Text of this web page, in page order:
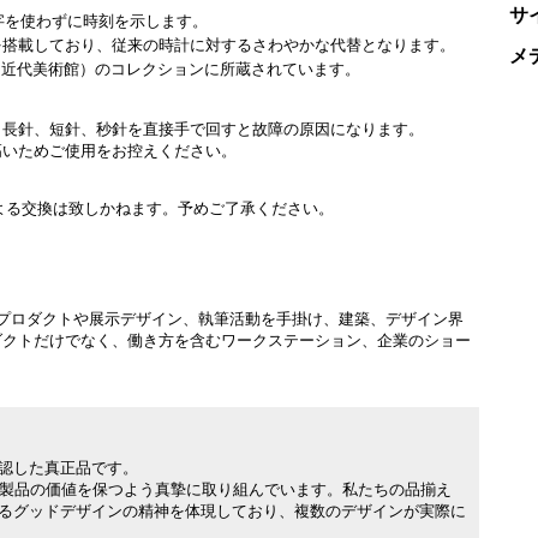
使わずに時刻を示します。
載しており、従来の時計に対するさわやかな代替となります。
代美術館）のコレクションに所蔵されています。
針、短針、秒針を直接手で回すと故障の原因になります。
ためご使用をお控えください。
交換は致しかねます。予めご了承ください。
ダクトや展示デザイン、執筆活動を手掛け、建築、デザイン界
トだけでなく、働き方を含むワークステーション、企業のショー
した真正品です。
の価値を保つよう真摯に取り組んでいます。私たちの品揃え
ッドデザインの精神を体現しており、複数のデザインが実際に
サ
メ